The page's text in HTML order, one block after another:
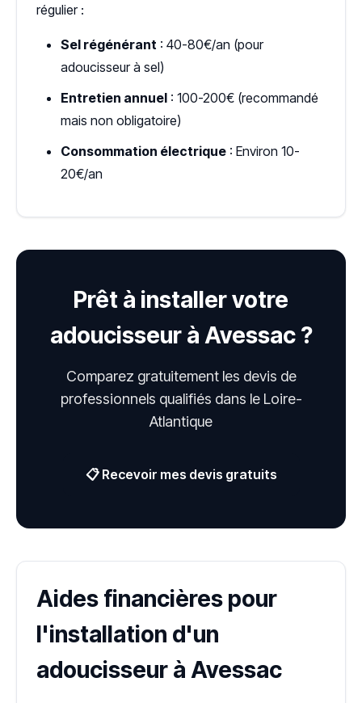
régulier :
Sel régénérant : 40-80€/an (pour
adoucisseur à sel)
Entretien annuel : 100-200€ (recommandé
mais non obligatoire)
Consommation électrique : Environ 10-
20€/an
Prêt à installer votre
adoucisseur à Avessac ?
Comparez gratuitement les devis de
professionnels qualifiés dans le Loire-
Atlantique
📋 Recevoir mes devis gratuits
Aides financières pour
l'installation d'un
adoucisseur à Avessac